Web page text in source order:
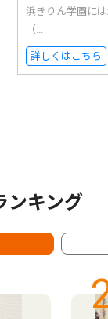
浜きりん学園に
（...
詳しくはこちら
ンキング